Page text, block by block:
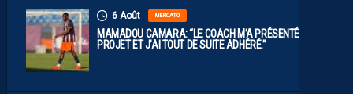
6 Août MERCATO
MAMADOU CAMARA: “LE COACH M’A PRÉSENTÉ LE
PROJET ET J’AI TOUT DE SUITE ADHÉRÉ.”